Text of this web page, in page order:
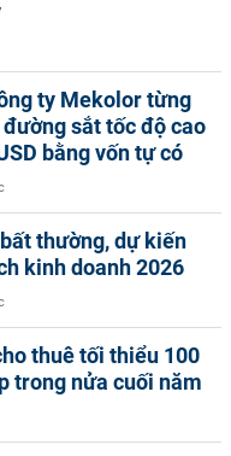
ty Mekolor từng
sắt tốc độ cao
bằng vốn tự có
thường, dự kiến
kinh doanh 2026
thuê tối thiểu 100
trong nửa cuối năm